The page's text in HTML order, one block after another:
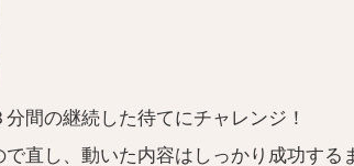
間の継続した待てにチャレンジ！
直し、動いた内容はしっかり成功する